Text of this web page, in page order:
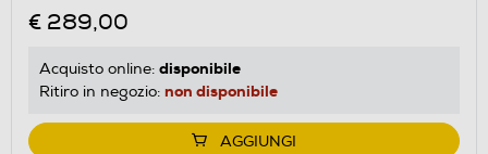
€ 289,00
Acquisto online: disponibile
Ritiro in negozio: non disponibile
AGGIUNGI